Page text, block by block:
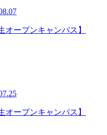
オープンキャンパス】
オープンキャンパス】